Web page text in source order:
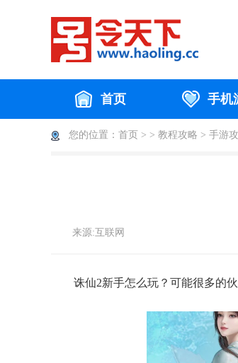
首页 手机
您的位置： 首页 > > 教程攻略 > 手游
来源:互联网
诛仙2新手怎么玩？可能很多的